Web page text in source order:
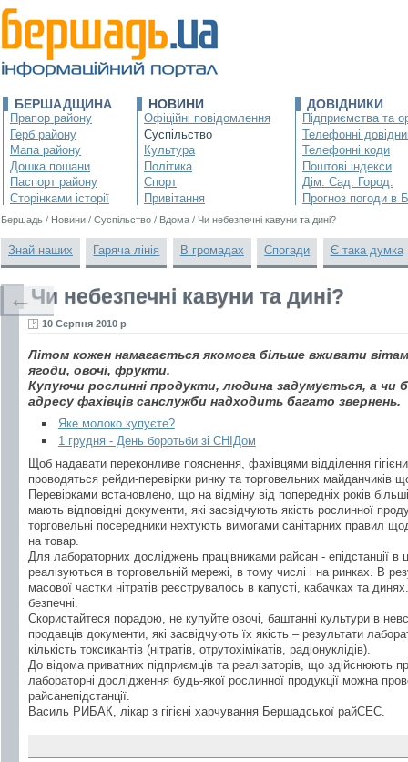
БЕРШАДЩИНА
Прапор району
Герб району
Мапа району
Дошка пошани
Паспорт району
Сторінками історії
НОВИНИ
Офіційні повідомлення
Суспільство
Культура
Політика
Спорт
Привітання
ДОВІДНИКИ
Підприємства та
Телефонні
Телефонні коди
Поштові індекси
Дім. Сад. Город.
Прогноз погоди в
Бершадь / Новини / Суспільство / Вдома / Чи небезпечні кавуни та дині?
Знай наших Гаряча лінія В громадах Спогади Є така думка
Чи небезпечні кавуни та дині?
10 Серпня 2010 р
Літом кожен намагається якомога більше вживати
ягоди, овочі, фрукти.
Купуючи рослинні продукти, людина задумується, а чи
адресу фахівців санслужби надходить багато звернень.
Яке молоко купуєте?
1 грудня - День боротьби зі СНІДом
Щоб надавати переконливе пояснення, фахівцями відділення
проводяться рейди-перевірки ринку та торговельних майданчиків
Перевірками встановлено, що на відміну від попередніх років
мають відповідні документи, які засвідчують якість рослинної
торговельні посередники нехтують вимогами санітарних правил
на товар.
Для лабораторних досліджень працівниками райсан - епідстанції в
реалізуються в торговельній мережі, в тому числі і на ринках. В
масової частки нітратів реєструвалось в капусті, кабачках та
безпечні.
Скористайтеся порадою, не купуйте овочі, баштанні культури в
продавців документи, які засвідчують їх якість – результати
кількість токсикантів (нітратів, отрутохімікатів, радіонуклідів).
До відома приватних підприємців та реалізаторів, що здійснюють
лабораторні дослідження будь-якої рослинної продукції можна
райсанепідстанції.
Василь РИБАК, лікар з гігієні харчування Бершадської райСЕС.
←